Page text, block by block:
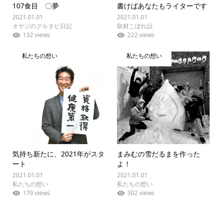
107食目 〇夢
2021.01.01
オヤジのグルタビ日記
132 views
書けばあなたもライターです
2021.01.01
取材こぼれ話
222 views
私たちの想い
気持ち新たに、2021年がスタ
ート
2021.01.01
私たちの想い
179 views
私たちの想い
まみむの雪だるまを作った
よ！
2021.01.01
私たちの想い
302 views